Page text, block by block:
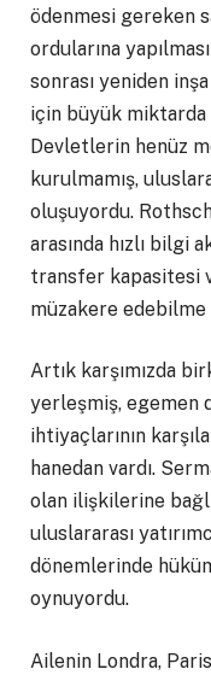
ödenmesi gereken
ordularına
sonrası yeniden
için büyük miktarda
Devletlerin henüz
kurulmamış,
oluşuyordu.
arasında hızlı bilgi
transfer kapasitesi
müzakere edebilme
Artık karşımızda
yerleşmiş, egemen
ihtiyaçlarının
hanedan vardı.
olan ilişkilerine
uluslararası
dönemlerinde
oynuyordu.
Ailenin Londra,